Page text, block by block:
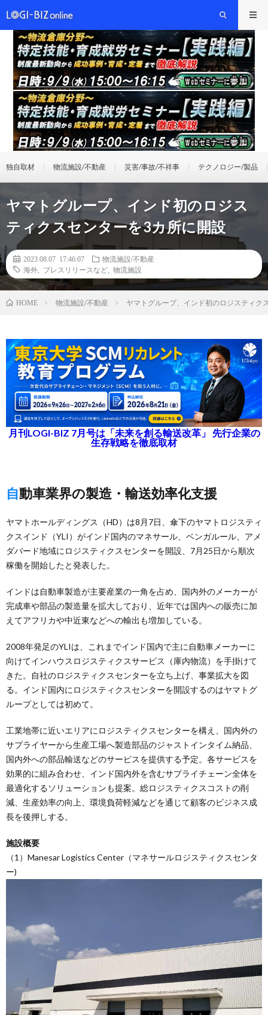
独自取材 物流施設/不動産 災害/事故/不祥事 テクノロジー/製品
ヤマトグループ、インド初のロジス
ティクスセンターを3カ所に開設
2023.08.07 17:46:07
物流施設/不動産
海外
プレスリリースなど 物流施設
HOME 物流施設/不動産 ヤマトグループ、インド初のロジスティク
月刊LOGI-BIZ 7月号は「未来を創る輸送改革」 先行企業の
生存戦略を徹底取材
自動車業界の製造・輸送効率化支援
ヤマトホールディングス（HD）は8月7日、傘下のヤマトロジスティ
クスインド（YLI）がインド国内のマネサール、ベンガルール、アメ
ダバード地域にロジスティクスセンターを開設、7月25日から順次
稼働を開始したと発表した。
インドは自動車製造が主要産業の一角を占め、国内外のメーカーが
完成車や部品の製造量を拡大しており、近年では国内への販売に加
えてアフリカや中近東などへの輸出も増加している。
2008年発足のYLIは、これまでインド国内で主に自動車メーカーに
向けてインハウスロジスティクスサービス（庫内物流）を手掛けて
きた。自社のロジスティクスセンターを立ち上げ、事業拡大を図
る。インド国内にロジスティクスセンターを開設するのはヤマトグ
ループとしては初めて。
工業地帯に近いエリアにロジスティクスセンターを構え、国内外の
サプライヤーから生産工場へ製造部品のジャストインタイム納品、
国内外への部品輸送などのサービスを提供する予定。各サービスを
効果的に組み合わせ、インド国内外を含むサプライチェーン全体を
最適化するソリューションも提案。総ロジスティクスコストの削
減、生産効率の向上、環境負荷軽減などを通じて顧客のビジネス成
長を後押しする。
施設概要
（1）Manesar Logistics Center（マネサールロジスティクスセンタ
ー)